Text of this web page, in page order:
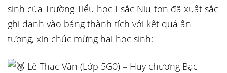
sinh của Trường Tiểu học I-sắc Niu-tơn đã xuất sắc
ghi danh vào bảng thành tích với kết quả ấn
tượng, xin chúc mừng hai học sinh:
Lê Thạc Vân (Lớp 5G0) – Huy chương Bạc